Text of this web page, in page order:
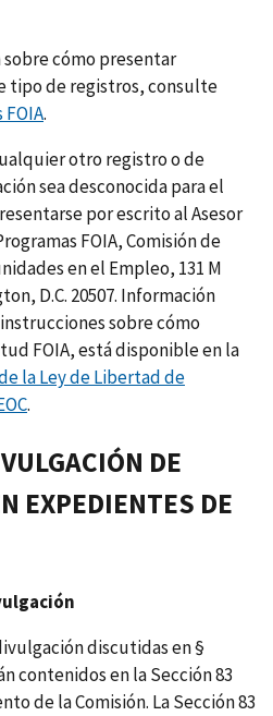
cómo presentar
tipo de registros, consulte
.
otro registro o de
sea desconocida para el
por escrito al Asesor
FOIA, Comisión de
en el Empleo, 131 M
D.C. 20507. Información
sobre cómo
FOIA, está disponible en la
la Ley de Libertad de
.
DE
EXPEDIENTES DE
discutidas en §
contenidos en la Sección 83
de la Comisión. La Sección 83